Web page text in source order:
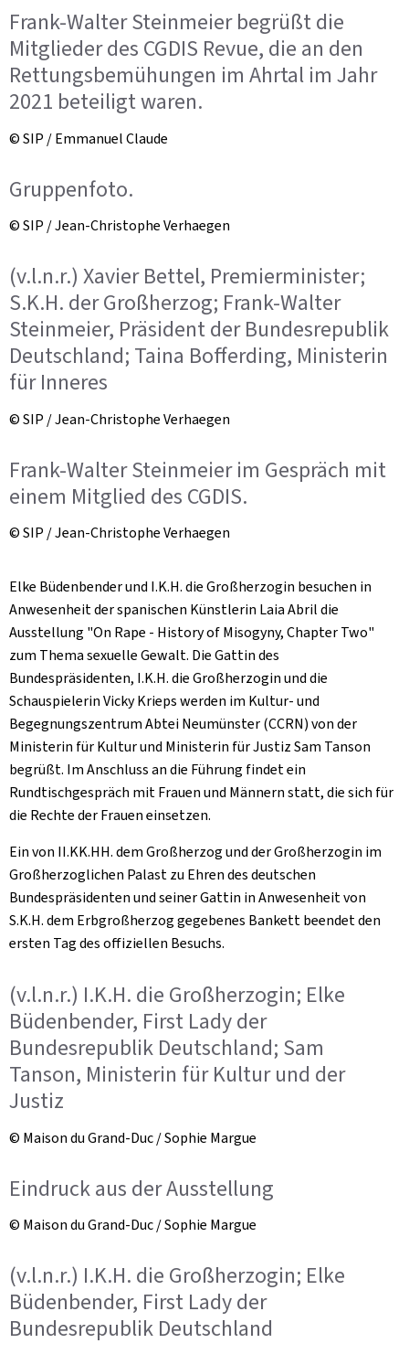
Frank-Walter Steinmeier begrüßt die
Mitglieder des CGDIS Revue, die an den
Rettungsbemühungen im Ahrtal im Jahr
2021 beteiligt waren.
© SIP / Emmanuel Claude
Gruppenfoto.
© SIP / Jean-Christophe Verhaegen
(v.l.n.r.) Xavier Bettel, Premierminister;
S.K.H. der Großherzog; Frank-Walter
Steinmeier, Präsident der Bundesrepublik
Deutschland; Taina Bofferding, Ministerin
für Inneres
© SIP / Jean-Christophe Verhaegen
Frank-Walter Steinmeier im Gespräch mit
einem Mitglied des CGDIS.
© SIP / Jean-Christophe Verhaegen
Elke Büdenbender und I.K.H. die Großherzogin besuchen in
Anwesenheit der spanischen Künstlerin Laia Abril die
Ausstellung "On Rape - History of Misogyny, Chapter Two"
zum Thema sexuelle Gewalt. Die Gattin des
Bundespräsidenten, I.K.H. die Großherzogin und die
Schauspielerin Vicky Krieps werden im Kultur- und
Begegnungszentrum Abtei Neumünster (CCRN) von der
Ministerin für Kultur und Ministerin für Justiz Sam Tanson
begrüßt. Im Anschluss an die Führung findet ein
Rundtischgespräch mit Frauen und Männern statt, die sich für
die Rechte der Frauen einsetzen.
Ein von II.KK.HH. dem Großherzog und der Großherzogin im
Großherzoglichen Palast zu Ehren des deutschen
Bundespräsidenten und seiner Gattin in Anwesenheit von
S.K.H. dem Erbgroßherzog gegebenes Bankett beendet den
ersten Tag des offiziellen Besuchs.
(v.l.n.r.) I.K.H. die Großherzogin; Elke
Büdenbender, First Lady der
Bundesrepublik Deutschland; Sam
Tanson, Ministerin für Kultur und der
Justiz
© Maison du Grand-Duc / Sophie Margue
Eindruck aus der Ausstellung
© Maison du Grand-Duc / Sophie Margue
(v.l.n.r.) I.K.H. die Großherzogin; Elke
Büdenbender, First Lady der
Bundesrepublik Deutschland